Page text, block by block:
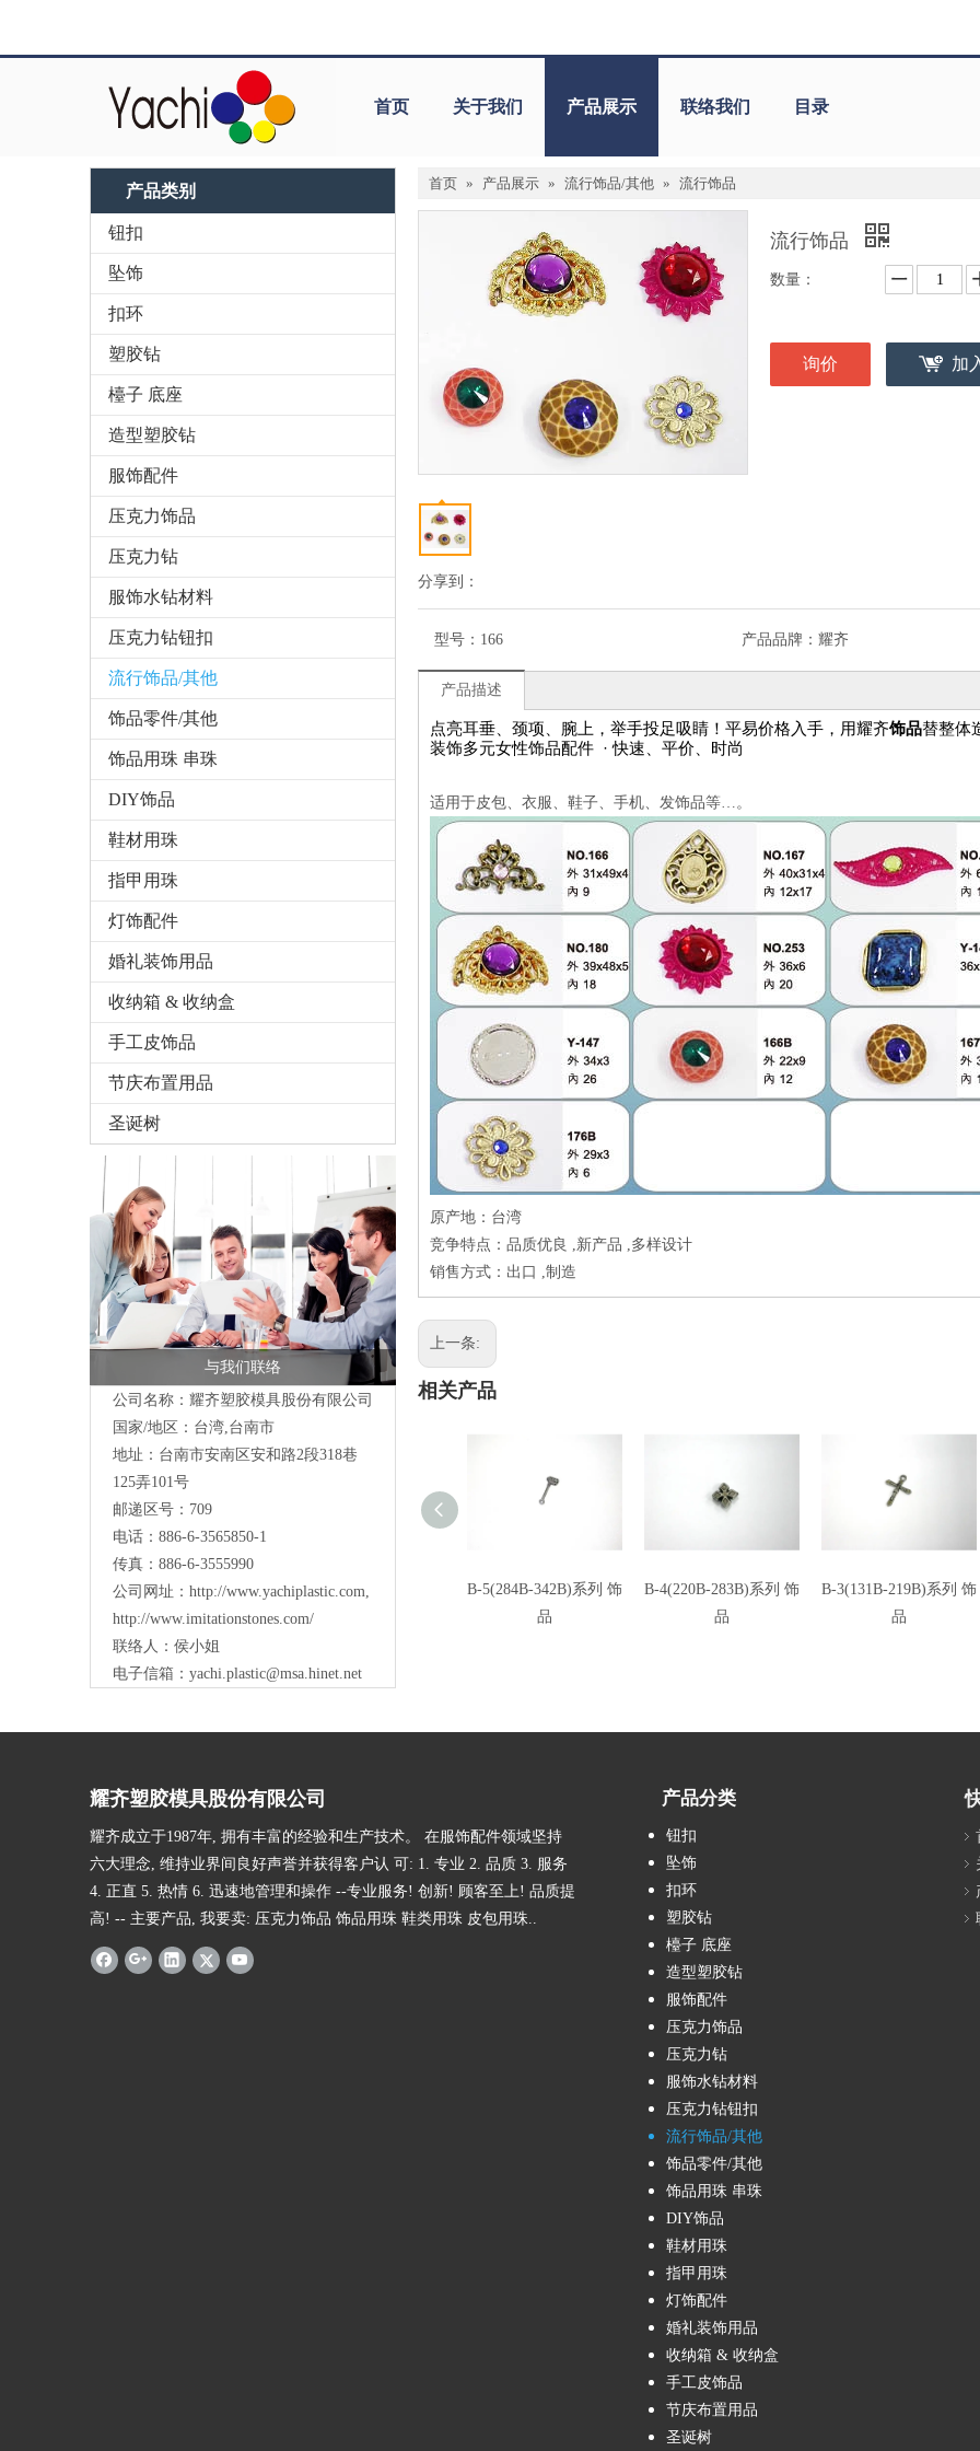
首页 关于我们 产品展示 联络我们 目录
产品类别
钮扣
坠饰
扣环
塑胶钻
檯子 底座
造型塑胶钻
服饰配件
压克力饰品
压克力钻
服饰水钻材料
压克力钻钮扣
流行饰品/其他
饰品零件/其他
饰品用珠 串珠
DIY饰品
鞋材用珠
指甲用珠
灯饰配件
婚礼装饰用品
收纳箱 & 收纳盒
手工皮饰品
节庆布置用品
圣诞树
与我们联络
公司名称：耀齐塑胶模具股份有限公司
国家/地区：台湾,台南市
地址：台南市安南区安和路2段318巷
125弄101号
邮递区号：709
电话：886-6-3565850-1
传真：886-6-3555990
公司网址： http://www.yachiplastic.com,
http://www.imitationstones.com/
联络人：侯小姐
电子信箱： yachi.plastic@msa.hinet.net
首页 » 产品展示 » 流行饰品/其他 » 流行饰品
分享到：
流行饰品
数量：
询价 加
型号： 166 产品品牌： 耀齐
产品描述
点亮耳垂、颈项、腕上，举手投足吸睛！平易价格入手，用耀齐饰品替整体
装饰多元女性饰品配件 ·快速、平价、时尚
适用于皮包、衣服、鞋子、手机、发饰品等…。
原产地：台湾
竞争特点：品质优良 ,新产品 ,多样设计
销售方式：出口 ,制造
上一条:
相关产品
B-5(284B-342B)系列 饰
品
B-4(220B-283B)系列 饰
品
B-3(131B-219B)系列 饰
品
耀齐塑胶模具股份有限公司
耀齐成立于1987年, 拥有丰富的经验和生产技术。 在服饰配件领域坚持
六大理念, 维持业界间良好声誉并获得客户认 可: 1. 专业 2. 品质 3. 服务
4. 正直 5. 热情 6. 迅速地管理和操作 --专业服务! 创新! 顾客至上! 品质提
高! -- 主要产品, 我要卖: 压克力饰品 饰品用珠 鞋类用珠 皮包用珠..
产品分类
钮扣
坠饰
扣环
塑胶钻
檯子 底座
造型塑胶钻
服饰配件
压克力饰品
压克力钻
服饰水钻材料
压克力钻钮扣
流行饰品/其他
饰品零件/其他
饰品用珠 串珠
DIY饰品
鞋材用珠
指甲用珠
灯饰配件
婚礼装饰用品
收纳箱 & 收纳盒
手工皮饰品
节庆布置用品
圣诞树